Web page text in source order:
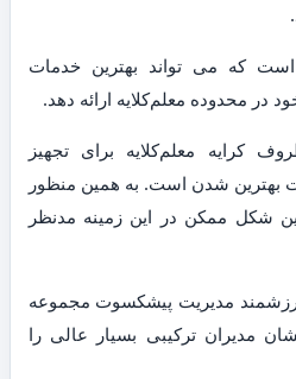
است که می تواند بهترین خدمات
در محدوده معلم‌کلایه ارائه دهد.
کرایه معلم‌کلایه برای تجهیز
شدن است. به همین منظور
شکل ممکن در این زمینه مدنظر
مدیریت پیشکسوت مجموعه
مدیران ترکیبی بسیار عالی را